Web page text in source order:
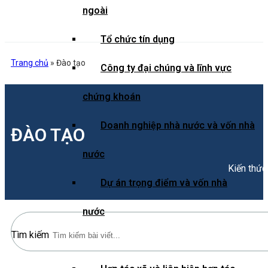
ngoài
Tổ chức tín dụng
Công ty đại chúng và lĩnh vực
chứng khoán
Doanh nghiệp nhà nước và vốn nhà
nước
Dự án trọng điểm và vốn nhà
nước
Doanh nghiệp bảo hiểm
Trang chủ » Đào tạo
ĐÀO TẠO
Kiến
Tìm kiếm